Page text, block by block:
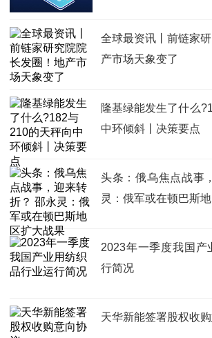
全球最资讯丨前链家
产市场天象变了
隆基绿能发生了什么
中环倾斜丨决策要点
头条：俄乌焦点战事
灵：俄军或在顿巴斯
2023年一季度我国产
行简况
天华新能签署股权收